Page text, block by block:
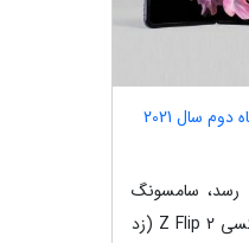
گلکسی Z Flip 2 در سه ماه دوم سال 2021
رسد، سامسونگ
میخواهد گوشی تاشو گلکسی Z Flip 2 (زد